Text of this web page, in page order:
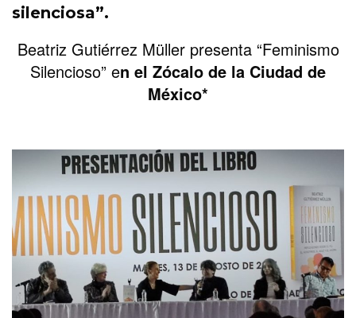
silenciosa”.
Beatriz Gutiérrez Müller presenta “Feminismo
Silencioso” en el Zócalo de la Ciudad de
México*